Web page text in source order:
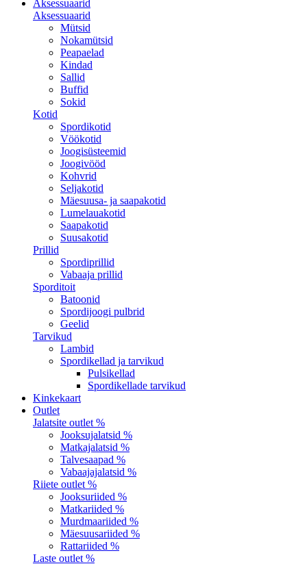
Aksessuaarid
Aksessuaarid
Mütsid
Nokamütsid
Peapaelad
Kindad
Sallid
Buffid
Sokid
Kotid
Spordikotid
Vöökotid
Joogisüsteemid
Joogivööd
Kohvrid
Seljakotid
Mäesuusa- ja saapakotid
Lumelauakotid
Saapakotid
Suusakotid
Prillid
Spordiprillid
Vabaaja prillid
Sporditoit
Batoonid
Spordijoogi pulbrid
Geelid
Tarvikud
Lambid
Spordikellad ja tarvikud
Pulsikellad
Spordikellade tarvikud
Kinkekaart
Outlet
Jalatsite outlet %
Jooksujalatsid %
Matkajalatsid %
Talvesaapad %
Vabaajajalatsid %
Riiete outlet %
Jooksuriided %
Matkariided %
Murdmaariided %
Mäesuusariided %
Rattariided %
Laste outlet %